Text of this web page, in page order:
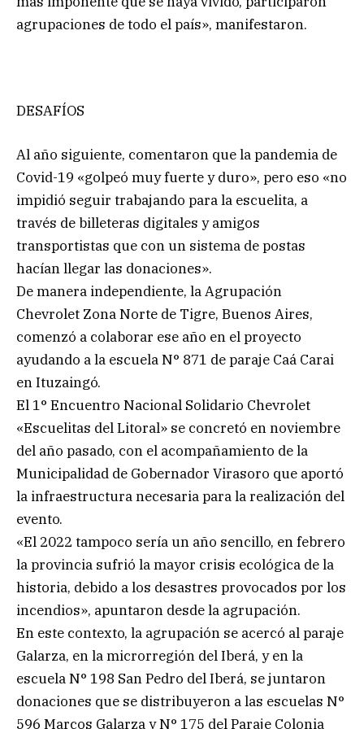
agrupaciones de todo el país», manifestaron.
DESAFÍOS
Al año siguiente, comentaron que la pandemia de
Covid-19 «golpeó muy fuerte y duro», pero eso «no
impidió seguir trabajando para la escuelita, a
través de billeteras digitales y amigos
transportistas que con un sistema de postas
hacían llegar las donaciones».
De manera independiente, la Agrupación
Chevrolet Zona Norte de Tigre, Buenos Aires,
comenzó a colaborar ese año en el proyecto
ayudando a la escuela N° 871 de paraje Caá Carai
en Ituzaingó.
El 1° Encuentro Nacional Solidario Chevrolet
«Escuelitas del Litoral» se concretó en noviembre
del año pasado, con el acompañamiento de la
Municipalidad de Gobernador Virasoro que aportó
la infraestructura necesaria para la realización del
evento.
«El 2022 tampoco sería un año sencillo, en febrero
la provincia sufrió la mayor crisis ecológica de la
historia, debido a los desastres provocados por los
incendios», apuntaron desde la agrupación.
En este contexto, la agrupación se acercó al paraje
Galarza, en la microrregión del Iberá, y en la
escuela N° 198 San Pedro del Iberá, se juntaron
donaciones que se distribuyeron a las escuelas N°
596 Marcos Galarza y N° 175 del Paraje Colonia